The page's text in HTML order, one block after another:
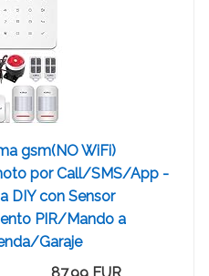
gsm(NO WiFi)
por Call/SMS/App -
DIY con Sensor
PIR/Mando a
Garaje